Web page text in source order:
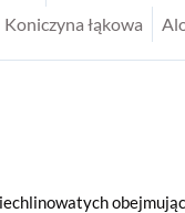
Koniczyna łąkowa